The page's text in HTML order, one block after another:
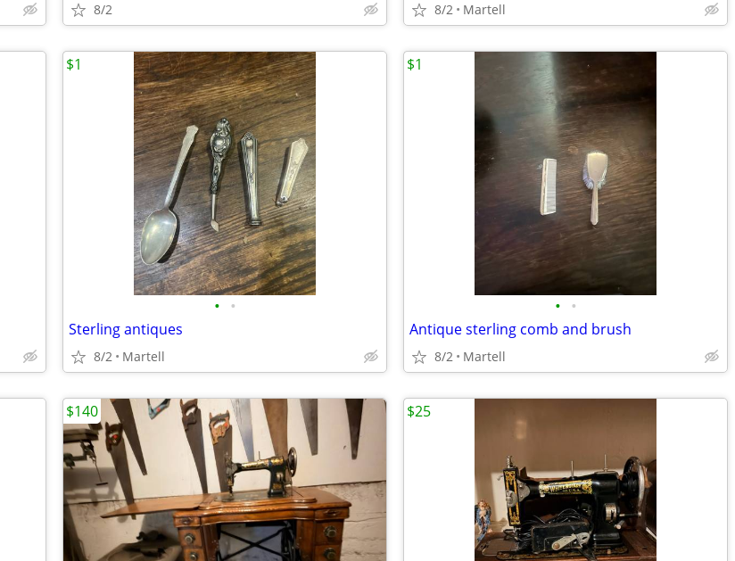
8/2 8/2 Martell
• •
Sterling antiques
8/2 Martell
$1
• •
Antique sterling comb and brush
8/2 Martell
$1
$140 $25